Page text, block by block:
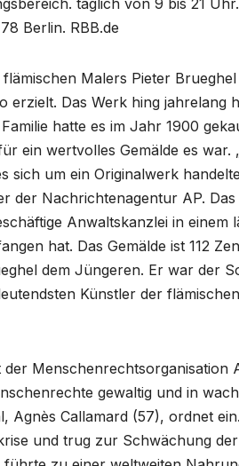
täglich von 9 bis 21
Berlin. RBB.de
Malers Pieter
erzielt. Das Werk hing jahrelang
hatte es im Jahr 1900
ein wertvolles Gemälde es war.
sich um ein Originalwerk
der Nachrichtenagentur AP.
Anwaltskanzlei in einem
hat. Das Gemälde ist 112
dem Jüngeren. Er war der
Künstler der
Menschenrechtsorganisation
gewaltig und in
Callamard (57), ordnet
und trug zur Schwächung